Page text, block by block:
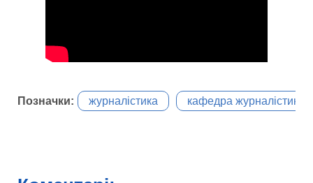
Позначки: журналістика кафедра журналістики